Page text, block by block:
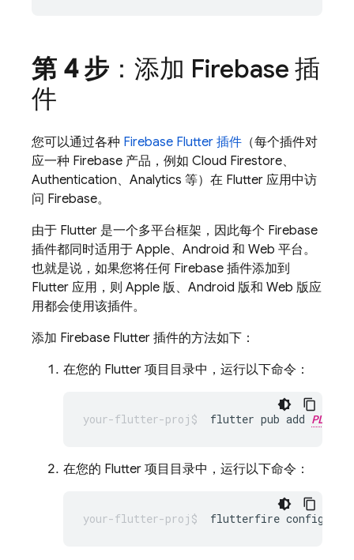
第 4 步 ：添加 Firebase 插
件
您可以通过各种 Firebase Flutter 插件 （每个插件对
应一种 Firebase 产品，例如 Cloud Firestore、
Authentication、 Analytics 等）在 Flutter 应用中访
问 Firebase。
由于 Flutter 是一个多平台框架，因此每个 Firebase
插件都同时适用于 Apple、Android 和 Web 平台。
也就是说，如果您将任何 Firebase 插件添加到
Flutter 应用，则 Apple 版、Android 版和 Web 版应
用都会使用该插件。
添加 Firebase Flutter 插件的方法如下：
在您的 Flutter 项目目录中，运行以下命令：
flutter pub add
在您的 Flutter 项目目录中，运行以下命令：
flutterfire